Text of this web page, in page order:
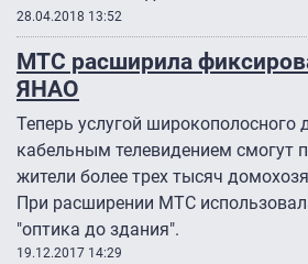
28.04.2018 13:52
МТС расширила
ЯНАО
Теперь услугой широкополосного
кабельным телевидением смогут
жители более трех тысяч
При расширении МТС
"оптика до здания".
19.12.2017 14:29